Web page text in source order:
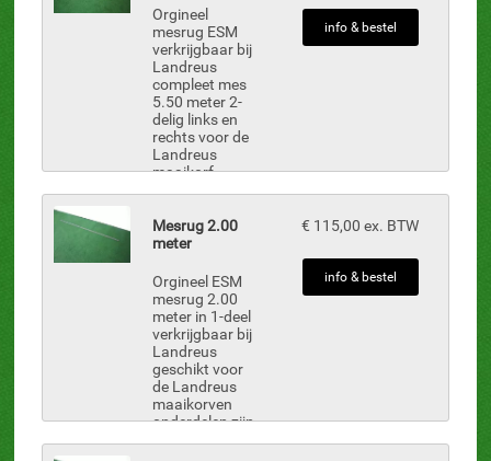
38, 16 st.
nokmesjes MB-
10-A, 48 st.
mes...
Orgineel
mesrug ESM
verkrijgbaar bij
Landreus
compleet mes
5.50 meter 2-
delig links en
rechts voor de
Landreus
maaikorf
leverbaar.
Inclusief: MBN-
nokmesjes MB-
10-A, 54 st.
mes...
info & bestel
Mesrug 2.00
meter
Orgineel ESM
mesrug 2.00
meter in 1-deel
verkrijgbaar bij
Landreus
geschikt voor
de Landreus
maaikorven
onderdelen zijn
€ 115,00 ex. BTW
info & bestel